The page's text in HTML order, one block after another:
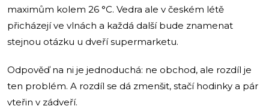
maximům kolem 26 °C. Vedra ale v českém létě
přicházejí ve vlnách a každá další bude znamenat
stejnou otázku u dveří supermarketu.
Odpověď na ni je jednoduchá: ne obchod, ale rozdíl je
ten problém. A rozdíl se dá zmenšit, stačí hodinky a pár
vteřin v zádveří.